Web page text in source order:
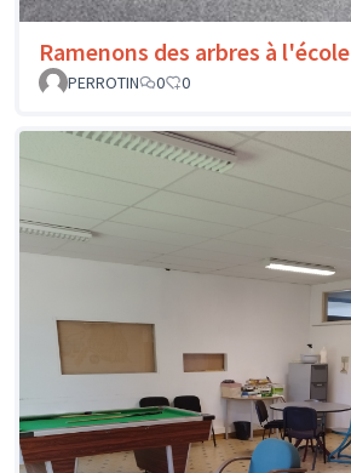
Ramenons des arbres à l'école
PERROTIN
0 0